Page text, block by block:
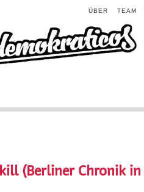
TEAM
ÜBER
(Berliner Chronik